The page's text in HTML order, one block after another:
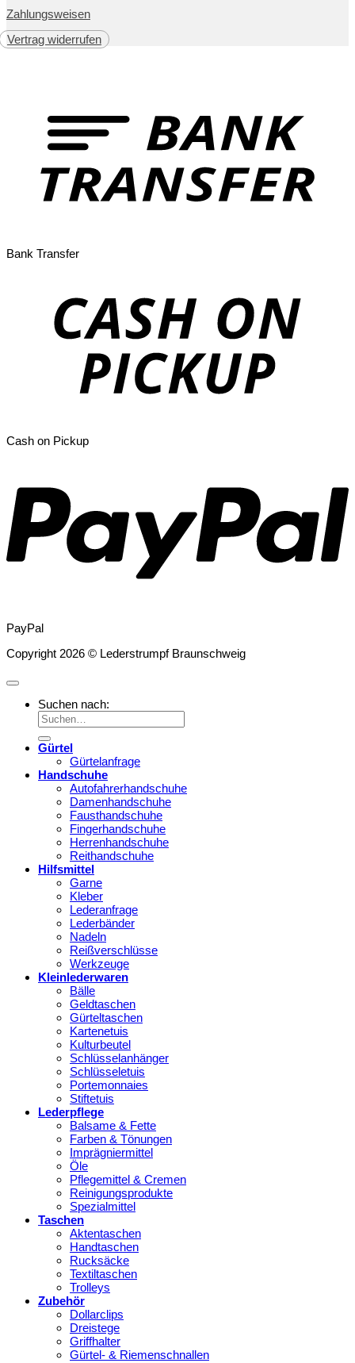
Zahlungsweisen
Vertrag widerrufen
Bank Transfer
Cash on Pickup
PayPal
Copyright 2026 © Lederstrumpf Braunschweig
Suchen nach:
Gürtel
Gürtelanfrage
Handschuhe
Autofahrerhandschuhe
Damenhandschuhe
Fausthandschuhe
Fingerhandschuhe
Herrenhandschuhe
Reithandschuhe
Hilfsmittel
Garne
Kleber
Lederanfrage
Lederbänder
Nadeln
Reißverschlüsse
Werkzeuge
Kleinlederwaren
Bälle
Geldtaschen
Gürteltaschen
Kartenetuis
Kulturbeutel
Schlüsselanhänger
Schlüsseletuis
Portemonnaies
Stiftetuis
Lederpflege
Balsame & Fette
Farben & Tönungen
Imprägniermittel
Öle
Pflegemittel & Cremen
Reinigungsprodukte
Spezialmittel
Taschen
Aktentaschen
Handtaschen
Rucksäcke
Textiltaschen
Trolleys
Zubehör
Dollarclips
Dreistege
Griffhalter
Gürtel- & Riemenschnallen